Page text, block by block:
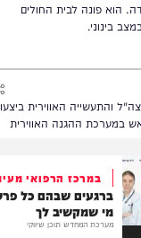
בבריכה בבית במועצה
פונה לבית החולים
והתעשייה האווירית ביצעו
במרכז הרפואי מעיני
ברגעים שבהם כל פרט